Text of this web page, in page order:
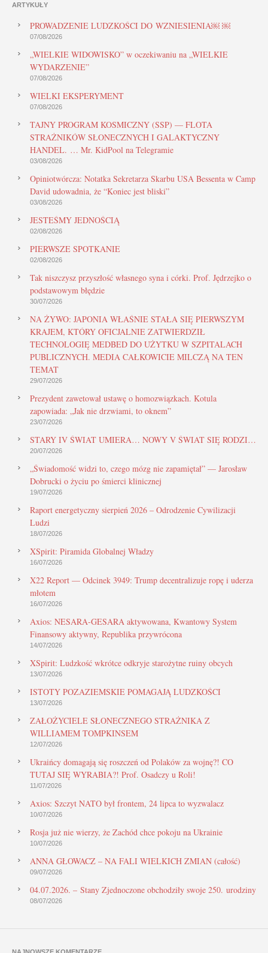
ARTYKUŁY
PROWADZENIE LUDZKOŚCI DO WZNIESIENIA￼ ￼
07/08/2026
„WIELKIE WIDOWISKO” w oczekiwaniu na „WIELKIE
WYDARZENIE”
07/08/2026
WIELKI EKSPERYMENT
07/08/2026
TAJNY PROGRAM KOSMICZNY (SSP) — FLOTA
STRAŻNIKÓW SŁONECZNYCH I GALAKTYCZNY
HANDEL. … Mr. KidPool na Telegramie
03/08/2026
Opiniotwórcza: Notatka Sekretarza Skarbu USA Bessenta w Camp
David udowadnia, że “Koniec jest bliski”
03/08/2026
JESTEŚMY JEDNOŚCIĄ
02/08/2026
PIERWSZE SPOTKANIE
02/08/2026
Tak niszczysz przyszłość własnego syna i córki. Prof. Jędrzejko o
podstawowym błędzie
30/07/2026
NA ŻYWO: JAPONIA WŁAŚNIE STAŁA SIĘ PIERWSZYM
KRAJEM, KTÓRY OFICJALNIE ZATWIERDZIŁ
TECHNOLOGIĘ MEDBED DO UŻYTKU W SZPITALACH
PUBLICZNYCH. MEDIA CAŁKOWICIE MILCZĄ NA TEN
TEMAT
29/07/2026
Prezydent zawetował ustawę o homozwiązkach. Kotula
zapowiada: „Jak nie drzwiami, to oknem”
23/07/2026
STARY IV ŚWIAT UMIERA… NOWY V ŚWIAT SIĘ RODZI…
20/07/2026
„Świadomość widzi to, czego mózg nie zapamiętał” — Jarosław
Dobrucki o życiu po śmierci klinicznej
19/07/2026
Raport energetyczny sierpień 2026 – Odrodzenie Cywilizacji
Ludzi
18/07/2026
XSpirit: Piramida Globalnej Władzy
16/07/2026
X22 Report — Odcinek 3949: Trump decentralizuje ropę i uderza
młotem
16/07/2026
Axios: NESARA-GESARA aktywowana, Kwantowy System
Finansowy aktywny, Republika przywrócona
14/07/2026
XSpirit: Ludzkość wkrótce odkryje starożytne ruiny obcych
13/07/2026
ISTOTY POZAZIEMSKIE POMAGAJĄ LUDZKOŚCI
13/07/2026
ZAŁOŻYCIELE SŁONECZNEGO STRAŻNIKA Z
WILLIAMEM TOMPKINSEM
12/07/2026
Ukraińcy domagają się roszczeń od Polaków za wojnę?! CO
TUTAJ SIĘ WYRABIA?! Prof. Osadczy u Roli!
11/07/2026
Axios: Szczyt NATO był frontem, 24 lipca to wyzwalacz
10/07/2026
Rosja już nie wierzy, że Zachód chce pokoju na Ukrainie
10/07/2026
ANNA GŁOWACZ – NA FALI WIELKICH ZMIAN (całość)
09/07/2026
04.07.2026. – Stany Zjednoczone obchodziły swoje 250. urodziny
08/07/2026